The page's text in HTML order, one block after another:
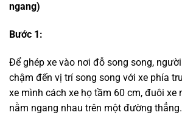
ngang)
Bước 1:
Để ghép xe vào nơi đỗ song song,
chậm đến vị trí song song với xe phía
xe mình cách xe họ tầm 60 cm, đuôi xe
nằm ngang nhau trên một đường thẳng.